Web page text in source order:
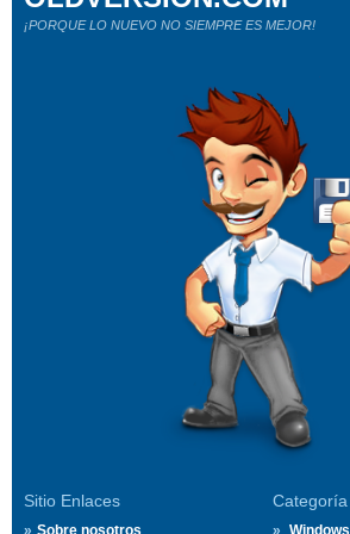
Sitio Enlaces
Sobre nosotros
Categoría
Windows
¡PORQUE LO NUEVO NO SIEMPRE ES MEJOR!